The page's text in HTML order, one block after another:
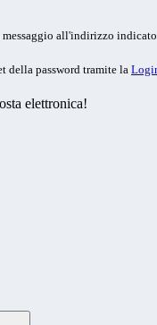
all'indirizzo
della password tramite la
elettronica!